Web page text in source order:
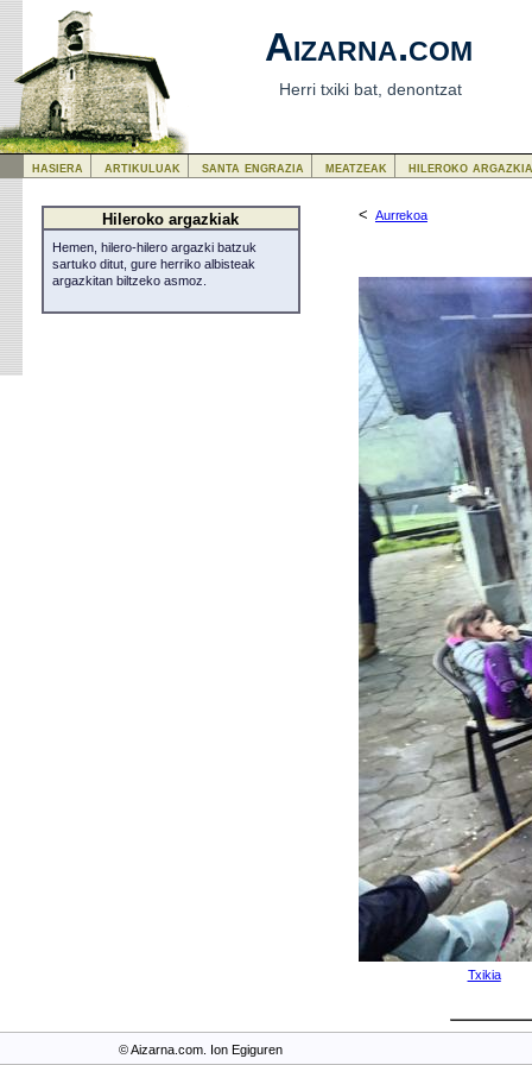
Aizarna.com
Herri txiki bat, denontzat
< Aurrekoa
Txikia
Hileroko argazkiak
Hemen, hilero-hilero argazki batzuk
sartuko ditut, gure herriko albisteak
argazkitan biltzeko asmoz.
hasiera artikuluak santa engrazia meatzeak hileroko
© Aizarna.com. Ion Egiguren